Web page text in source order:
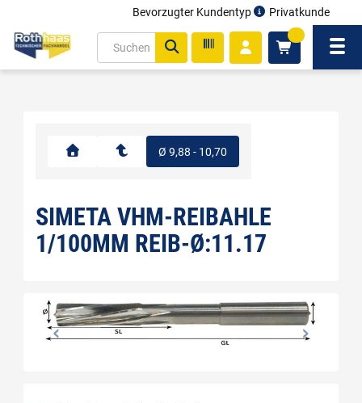
Bevorzugter Kundentyp Privatkunde
Ø 9,88 - 10,70
SIMETA VHM-REIBAHLE
1/100MM REIB-Ø:11.17